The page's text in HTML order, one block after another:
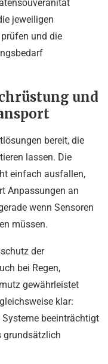
jeweiligen
und die
und
bereit, die
lassen. Die
einfach ausfallen,
Anpassungen an
wenn Sensoren
müssen.
der
bei Regen,
gewährleistet
klar:
beeinträchtigt
grundsätzlich